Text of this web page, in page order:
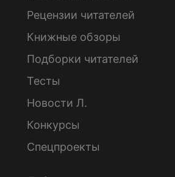
Рецензии читателей
Книжные обзоры
Подборки читателей
Тесты
Новости Л.
Конкурсы
Спецпроекты